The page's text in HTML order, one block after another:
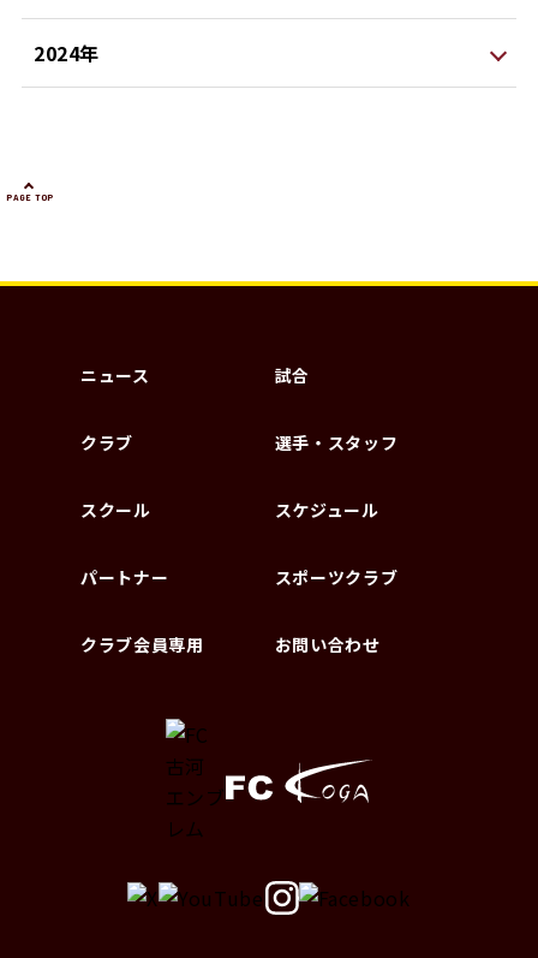
2024年
PAGE TOP
ニュース 試合
クラブ 選手・スタッフ
スクール スケジュール
パートナー スポーツクラブ
クラブ会員専用 お問い合わせ